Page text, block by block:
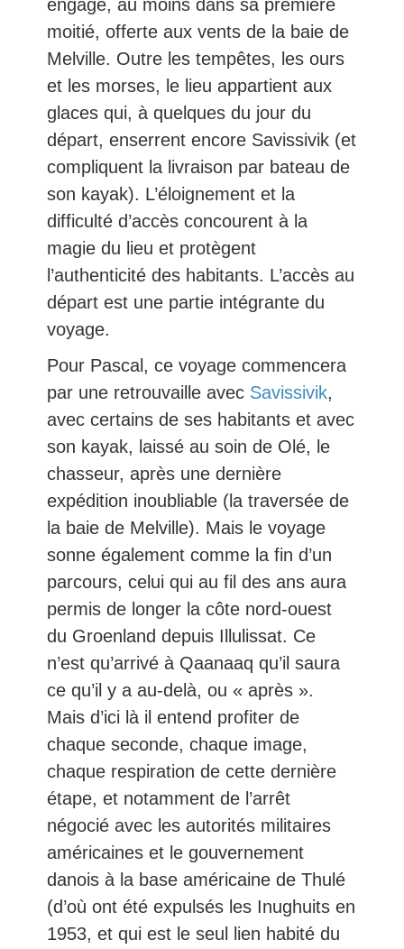
engagé, au moins dans sa première
moitié, offerte aux vents de la baie de
Melville. Outre les tempêtes, les ours
et les morses, le lieu appartient aux
glaces qui, à quelques du jour du
départ, enserrent encore Savissivik (et
compliquent la livraison par bateau de
son kayak). L’éloignement et la
difficulté d’accès concourent à la
magie du lieu et protègent
l’authenticité des habitants. L’accès au
départ est une partie intégrante du
voyage.
Pour Pascal, ce voyage commencera
par une retrouvaille avec Savissivik,
avec certains de ses habitants et avec
son kayak, laissé au soin de Olé, le
chasseur, après une dernière
expédition inoubliable (la traversée de
la baie de Melville). Mais le voyage
sonne également comme la fin d’un
parcours, celui qui au fil des ans aura
permis de longer la côte nord-ouest
du Groenland depuis Illulissat. Ce
n’est qu’arrivé à Qaanaaq qu’il saura
ce qu’il y a au-delà, ou « après ».
Mais d’ici là il entend profiter de
chaque seconde, chaque image,
chaque respiration de cette dernière
étape, et notamment de l’arrêt
négocié avec les autorités militaires
américaines et le gouvernement
danois à la base américaine de Thulé
(d’où ont été expulsés les Inughuits en
1953, et qui est le seul lien habité du